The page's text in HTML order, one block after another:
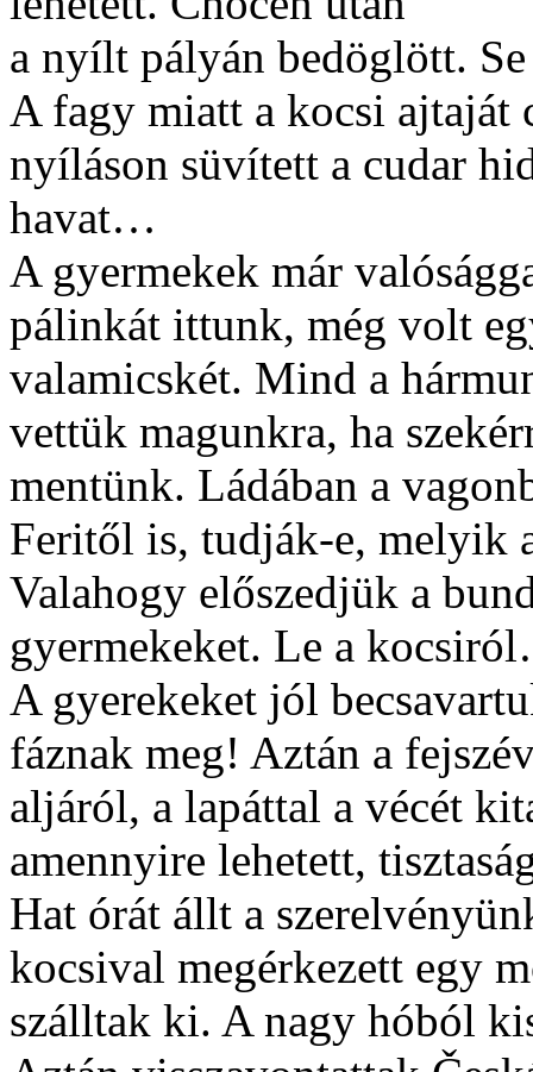
a nyílt pályán bedöglött. Se
A fagy miatt a kocsi ajtaját
nyíláson süvített a cudar
havat…
A gyermekek már
pálinkát ittunk, még volt
valamicskét. Mind a
vettük magunkra, ha
mentünk. Ládában a
Feritől is, tudják-e, melyik
Valahogy előszedjük a
gyermekeket. Le a
A gyerekeket jól
fáznak meg! Aztán a
aljáról, a lapáttal a vécét
amennyire lehetett,
Hat órát állt a
kocsival megérkezett egy
szálltak ki. A nagy hóból